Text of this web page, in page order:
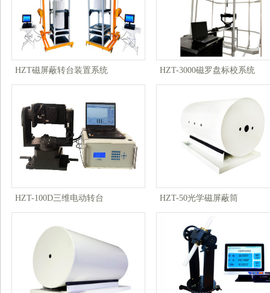
HZT磁屏蔽转台装置系统 HZT-3000磁罗盘标校系统
HZT-100D三维电动转台 HZT-50光学磁屏蔽筒